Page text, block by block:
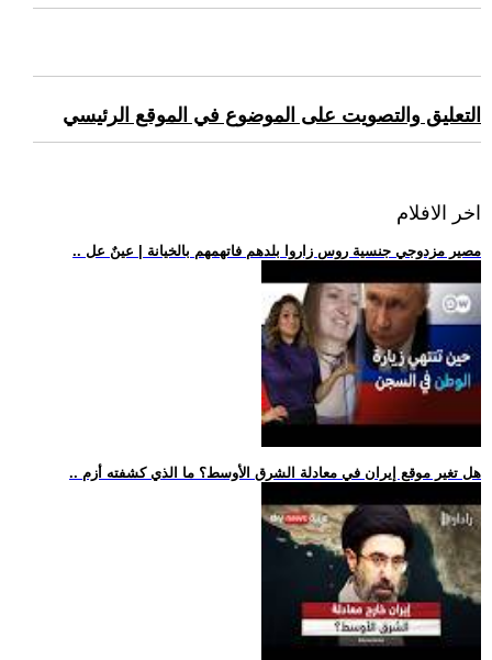
التعليق والتصويت على الموضوع في الموقع الرئيسي
اخر الافلام
.. مصير مزدوجي جنسية روس زاروا بلدهم فاتهمهم بالخيانة | عينٌ عل
.. هل تغير موقع إيران في معادلة الشرق الأوسط؟ ما الذي كشفته أزم